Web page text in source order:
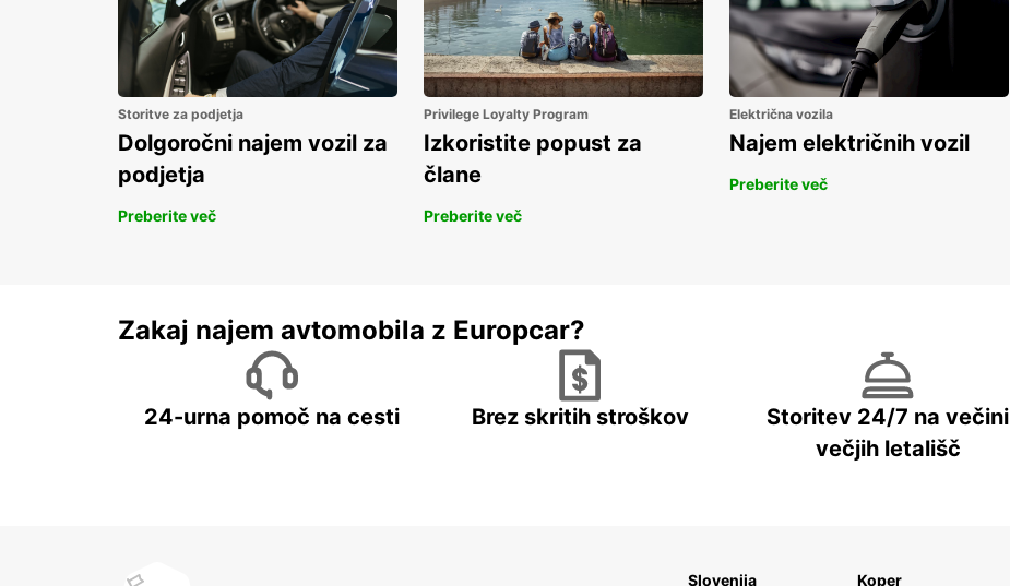
Storitve za podjetja
Dolgoročni najem vozil za
podjetja
Preberite več
Privilege Loyalty Program
Izkoristite popust za
člane
Preberite več
Električna vozila
Najem električnih vozil
Preberite več
Zakaj najem avtomobila z Europcar?
24-urna pomoč na cesti Brez skritih stroškov
Storitev 24/7 na večini
večjih letališč
Slovenija
Koper